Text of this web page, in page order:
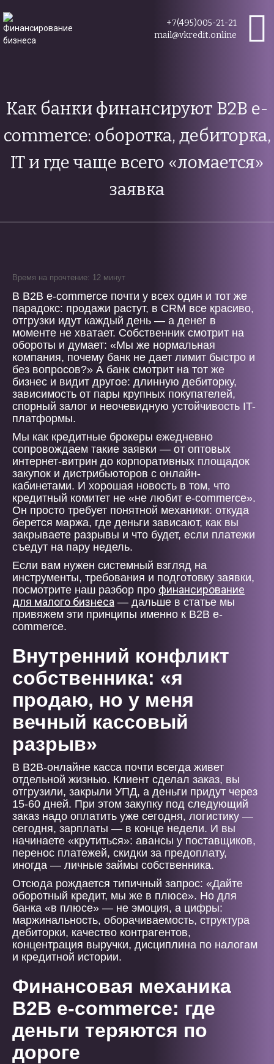
+7(495)005-21-21
mail@vkredit.online
Как банки финансируют B2B e-
commerce: оборотка, дебиторка,
IT и где чаще всего «ломается»
заявка
Время на прочтение: 12 минут
В B2B e-commerce почти у всех один и тот же
парадокс: продажи растут, в CRM все красиво,
отгрузки идут каждый день — а денег в
моменте не хватает. Собственник смотрит на
обороты и думает: «Мы же нормальная
компания, почему банк не дает лимит быстро и
без вопросов?» А банк смотрит на тот же
бизнес и видит другое: длинную дебиторку,
зависимость от пары крупных покупателей,
спорный залог и неочевидную устойчивость IT-
платформы.
Мы как кредитные брокеры ежедневно
сопровождаем такие заявки — от оптовых
интернет-витрин до корпоративных площадок
закупок и дистрибьюторов с онлайн-
кабинетами. И хорошая новость в том, что
кредитный комитет не «не любит e-commerce».
Он просто требует понятной механики: откуда
берется маржа, где деньги зависают, как вы
закрываете разрывы и что будет, если платежи
съедут на пару недель.
Если вам нужен системный взгляд на
инструменты, требования и подготовку заявки,
посмотрите наш разбор про финансирование
для малого бизнеса — дальше в статье мы
привяжем эти принципы именно к B2B e-
commerce.
Внутренний конфликт
собственника: «я
продаю, но у меня
вечный кассовый
разрыв»
В B2B-онлайне касса почти всегда живет
отдельной жизнью. Клиент сделал заказ, вы
отгрузили, закрыли УПД, а деньги придут через
15-60 дней. При этом закупку под следующий
заказ надо оплатить уже сегодня, логистику —
сегодня, зарплаты — в конце недели. И вы
начинаете «крутиться»: авансы у поставщиков,
перенос платежей, скидки за предоплату,
иногда — личные займы собственника.
Отсюда рождается типичный запрос: «Дайте
оборотный кредит, мы же в плюсе». Но для
банка «в плюсе» — не эмоция, а цифры:
маржинальность, оборачиваемость, структура
дебиторки, качество контрагентов,
концентрация выручки, дисциплина по налогам
и кредитной истории.
Финансовая механика
B2B e-commerce: где
деньги теряются по
дороге